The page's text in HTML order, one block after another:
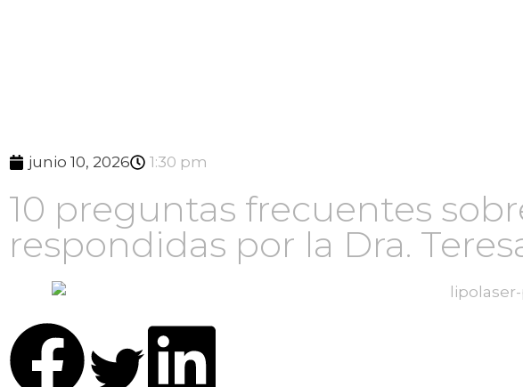
junio 10, 2026 1:30 pm
10 preguntas frecuentes
respondidas por la Dra.